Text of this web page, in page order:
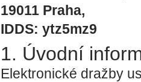
19011 Praha,
IDDS: ytz5mz9
1. Úvodní
Elektronické dražby